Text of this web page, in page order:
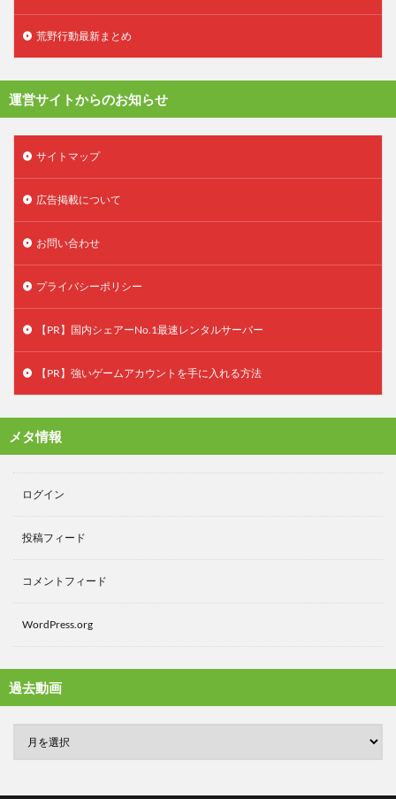
荒野行動最新まとめ
運営サイトからのお知らせ
サイトマップ
広告掲載について
お問い合わせ
プライバシーポリシー
【PR】国内シェアーNo.1最速レンタルサーバー
【PR】強いゲームアカウントを手に入れる方法
メタ情報
ログイン
投稿フィード
コメントフィード
WordPress.org
過去動画